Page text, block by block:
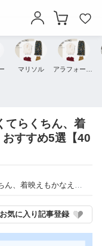
マリソル
てらくちん、着
すすめ5選【40
」おすすめ5選【40代ファッション】
お気に入り記事登録